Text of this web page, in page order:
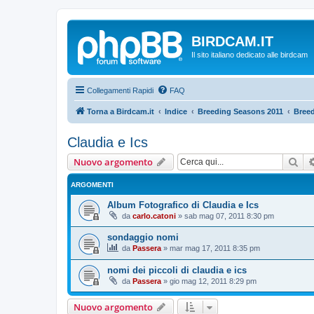
BIRDCAM.IT
Il sito italiano dedicato alle birdcam
Collegamenti Rapidi FAQ
Torna a Birdcam.it Indice Breeding Seasons 2011
Claudia e Ics
Nuovo argomento
ARGOMENTI
Album Fotografico di Claudia e Ics
da carlo.catoni » sab mag 07, 2011 8:30 pm
sondaggio nomi
da Passera » mar mag 17, 2011 8:35 pm
nomi dei piccoli di claudia e ics
da Passera » gio mag 12, 2011 8:29 pm
Nuovo argomento